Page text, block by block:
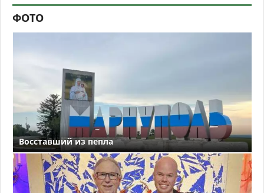
ФОТО
Восставший из пепла